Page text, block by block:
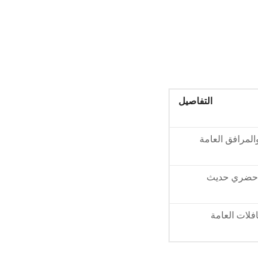
التفاصيل
العامة
حضري حديث
العامة